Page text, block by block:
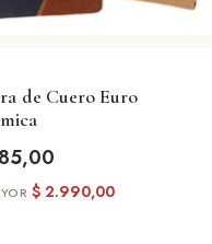
de Cuero Euro
$ 2.990,00